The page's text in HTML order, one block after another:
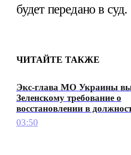
будет передано в суд.
ЧИТАЙТЕ ТАКЖЕ
Экс-глава МО Украины
Зеленскому требование о
восстановлении в
03:50